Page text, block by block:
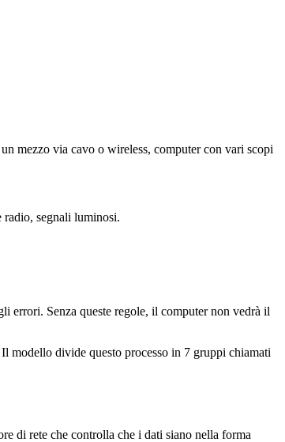
mezzo via cavo o wireless, computer con vari scopi
radio, segnali luminosi.
errori. Senza queste regole, il computer non vedrà il
modello divide questo processo in 7 gruppi chiamati
di rete che controlla che i dati siano nella forma